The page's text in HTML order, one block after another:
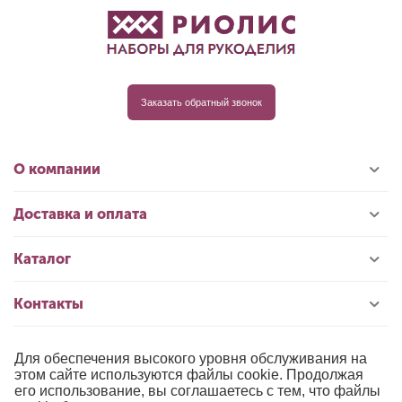
Заказать обратный звонок
О компании
Доставка и оплата
Каталог
Контакты
© 1996-2026 «РИОЛИС»
Для обеспечения высокого уровня обслуживания на
этом сайте используются файлы cookie. Продолжая
его использование, вы соглашаетесь с тем, что файлы